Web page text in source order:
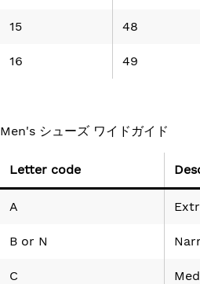
15 48
16 49
Men's シューズ ワイドガイド
Letter code
A
B or N
C